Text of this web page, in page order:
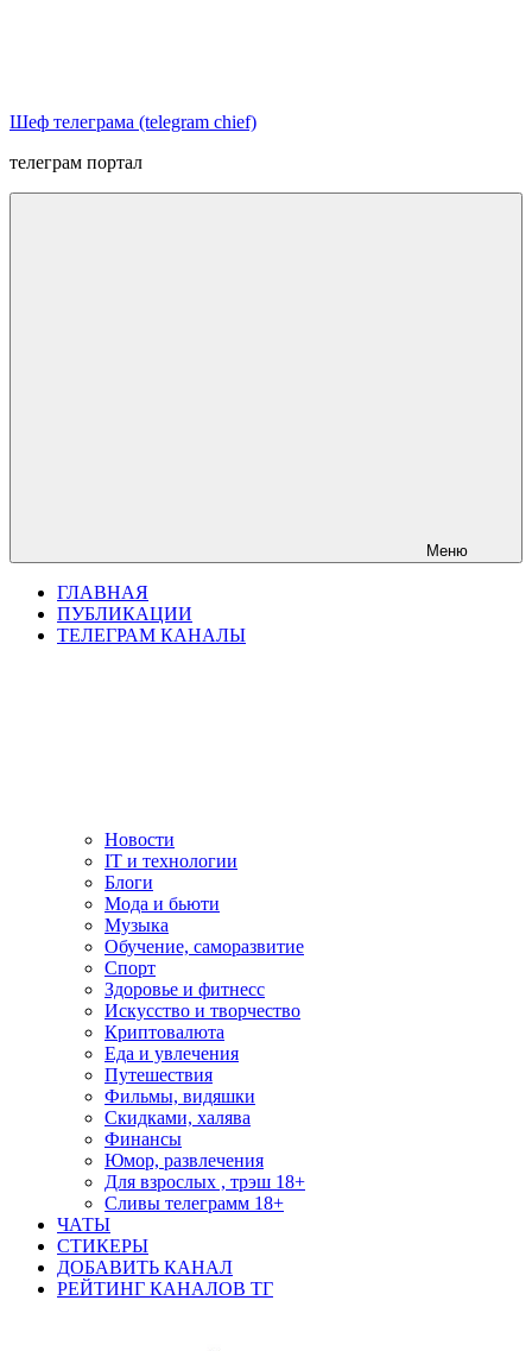
Шеф телеграма (telegram chief)
телеграм портал
Меню
ГЛАВНАЯ
ПУБЛИКАЦИИ
ТЕЛЕГРАМ КАНАЛЫ
Новости
IT и технологии
Блоги
Мода и бьюти
Музыка
Обучение, саморазвитие
Спорт
Здоровье и фитнесс
Искусство и творчество
Криптовалюта
Еда и увлечения
Путешествия
Фильмы, видяшки
Скидками, халява
Финансы
Юмор, развлечения
Для взрослых , трэш 18+
Сливы телеграмм 18+
ЧАТЫ
СТИКЕРЫ
ДОБАВИТЬ КАНАЛ
РЕЙТИНГ КАНАЛОВ ТГ